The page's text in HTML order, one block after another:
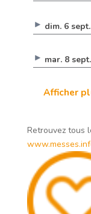
dim. 6
mar. 8
Afficher
Retrouvez tous